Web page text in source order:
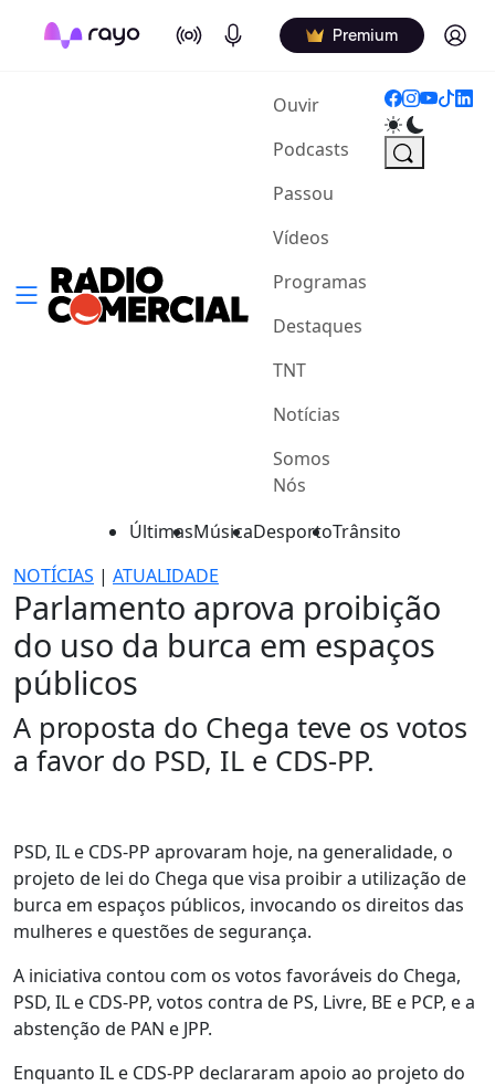
On Air Podcasts Premium Log in
Ouvir(current)
Podcasts
Passou
Vídeos
Programas
Destaques
TNT
Notícias
Somos
Nós
ÚltimasMúsicaDesportoTrânsito
NOTÍCIAS | ATUALIDADE
Parlamento aprova proibição
do uso da burca em espaços
públicos
A proposta do Chega teve os votos
a favor do PSD, IL e CDS-PP.
PSD, IL e CDS-PP aprovaram hoje, na generalidade, o
projeto de lei do Chega que visa proibir a utilização de
burca em espaços públicos, invocando os direitos das
mulheres e questões de segurança.
A iniciativa contou com os votos favoráveis do Chega,
PSD, IL e CDS-PP, votos contra de PS, Livre, BE e PCP, e a
abstenção de PAN e JPP.
Enquanto IL e CDS-PP declararam apoio ao projeto do